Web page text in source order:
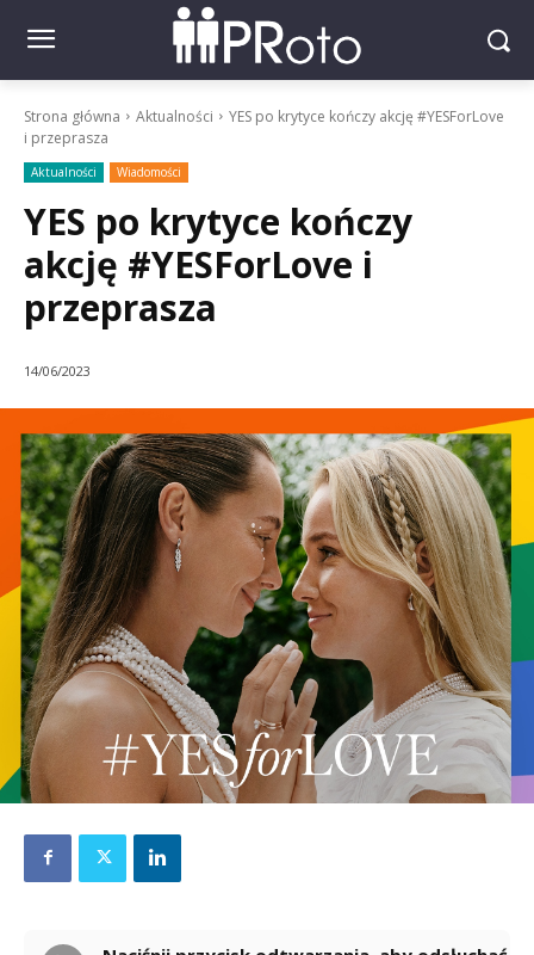
Strona główna Aktualności
YES po krytyce kończy akcję #YESForLove
i przeprasza
Aktualności Wiadomości
YES po krytyce kończy
akcję #YESForLove i
przeprasza
14/06/2023